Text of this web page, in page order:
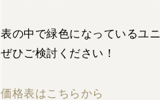
表の中で緑色になっているユ
ぜひご検討ください！
価格表はこちらから